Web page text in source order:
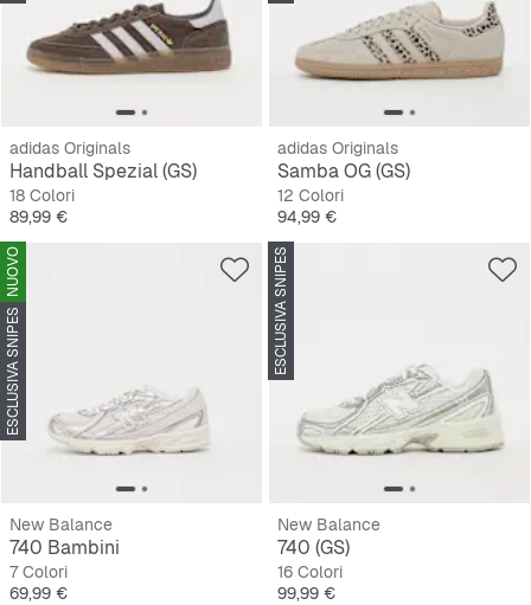
adidas Originals
Handball Spezial (GS)
18 Colori
Prezzo
89,99 €
adidas Originals
Samba OG (GS)
12 Colori
Prezzo
94,99 €
NUOVO
ESCLUSIVA SNIPES
New Balance
740 Bambini
7 Colori
Prezzo
69,99 €
ESCLUSIVA SNIPES
New Balance
740 (GS)
16 Colori
Prezzo
99,99 €